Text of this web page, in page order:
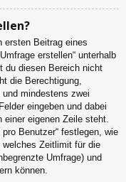
ersten Beitrag eines
erstellen“ unterhalb
du diesen Bereich nicht
die Berechtigung,
mindestens zwei
eingeben und dabei
eigenen Zeile steht.
Benutzer“ festlegen, wie
Zeitlimit für die
Umfrage) und
können.